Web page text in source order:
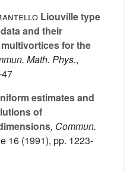
Liouville type
and their
for the
Math. Phys.,
estimates and
of
, Commun.
16 (1991), pp. 1223-